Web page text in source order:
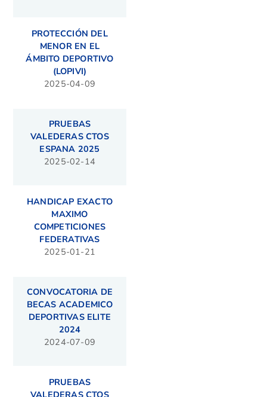
PROTECCIÓN DEL
MENOR EN EL
ÁMBITO DEPORTIVO
(LOPIVI)
2025-04-09
PRUEBAS
VALEDERAS CTOS
ESPANA 2025
2025-02-14
HANDICAP EXACTO
MAXIMO
COMPETICIONES
FEDERATIVAS
2025-01-21
CONVOCATORIA DE
BECAS ACADEMICO
DEPORTIVAS ELITE
2024
2024-07-09
PRUEBAS
VALEDERAS CTOS